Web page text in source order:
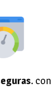
. con